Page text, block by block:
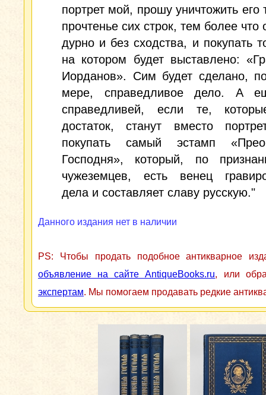
портрет мой, прошу уничтожить его
прочтенье сих строк, тем более что
дурно и без сходства, и покупать
на котором будет выставлено:
Иорданов». Сим будет сделано,
мере, справедливое дело. А
справедливей, если те,
достаток, станут вместо
покупать самый эстамп
Господня», который, по
чужеземцев, есть венец
дела и составляет славу русскую."
Данного издания нет в наличии
PS: Чтобы продать подобное антикварное
объявление на сайте AntiqueBooks.ru, или
экспертам. Мы помогаем продавать редкие